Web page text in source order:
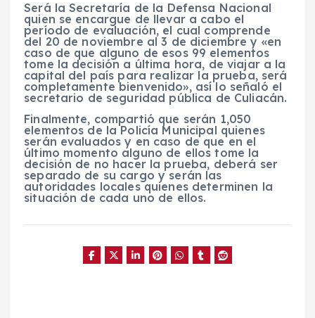
Será la Secretaría de la Defensa Nacional
quien se encargue de llevar a cabo el
período de evaluación, el cual comprende
del 20 de noviembre al 3 de diciembre y «en
caso de que alguno de esos 99 elementos
tome la decisión a última hora, de viajar a la
capital del país para realizar la prueba, será
completamente bienvenido», así lo señaló el
secretario de seguridad pública de Culiacán.
Finalmente, compartió que serán 1,050
elementos de la Policía Municipal quienes
serán evaluados y en caso de que en el
último momento alguno de ellos tome la
decisión de no hacer la prueba, deberá ser
separado de su cargo y serán las
autoridades locales quienes determinen la
situación de cada uno de ellos.